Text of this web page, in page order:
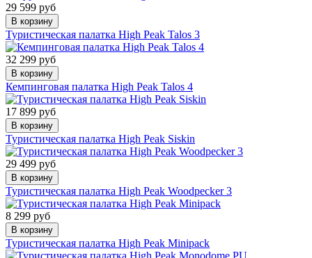
29 599 руб
В корзину
Туристическая палатка High Peak Talos 3
32 299 руб
В корзину
Кемпинговая палатка High Peak Talos 4
17 899 руб
В корзину
Туристическая палатка High Peak Siskin
29 499 руб
В корзину
Туристическая палатка High Peak Woodpecker 3
8 299 руб
В корзину
Туристическая палатка High Peak Minipack